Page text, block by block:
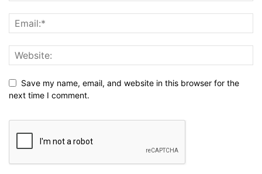
Save my name, email, and website in this browser for the
next time I comment.